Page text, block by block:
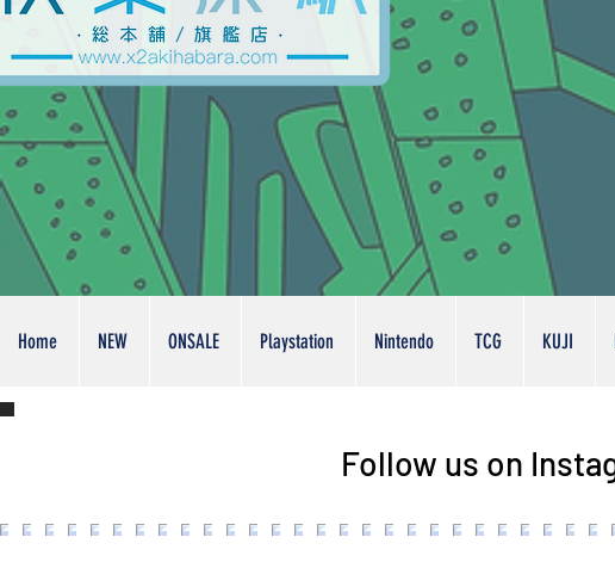
Home NEW ONSALE Playstation Nintendo TCG KUJI
Follow us on